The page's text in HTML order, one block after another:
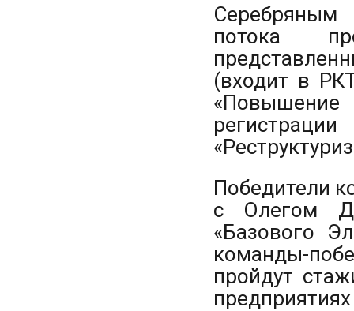
Серебряным
потока
(входит в
Победители
с Олегом
«Базового
команды-
пройдут